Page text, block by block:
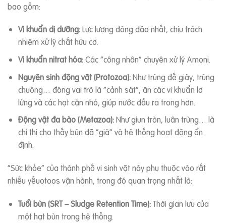
bao gồm:
Vi khuẩn dị dưỡng:Lực lượng đông đảo nhất, chịu trách
nhiệm xử lý chất hữu cơ.
Vi khuẩn nitrat hóa:Các “công nhân” chuyên xử lý Amoni.
Nguyên sinh động vật (Protozoa):Như trùng đế giày, trùng
chuông… đóng vai trò là “cảnh sát”, ăn các vi khuẩn lơ
lửng và các hạt cặn nhỏ, giúp nước đầu ra trong hơn.
Động vật đa bào (Metazoa):Như giun tròn, luân trùng… là
chỉ thị cho thấy bùn đã “già” và hệ thống hoạt động ổn
định.
“Sức khỏe” của thành phố vi sinh vật này phụ thuộc vào rất
nhiều yếuotoos vận hành, trong đó quan trọng nhất là:
Tuổi bùn (SRT – Sludge Retention Time):Thời gian lưu của
một hạt bùn trong hệ thống.